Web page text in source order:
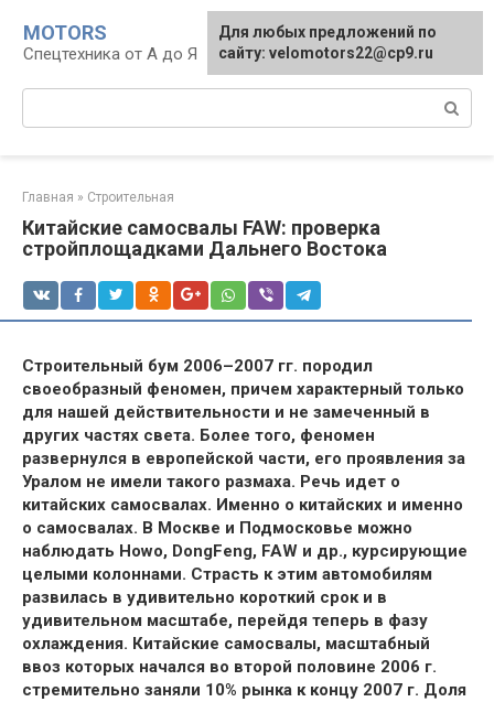
контенту
MOTORS
Спецтехника от А до Я
Главная » Строительная
Китайские самосвалы FAW: проверка
стройплощадками Дальнего Востока
Строительный бум 2006–2007 гг. породил
своеобразный феномен, причем характерный только
для нашей действительности и не замеченный в
других частях света. Более того, феномен
развернулся в европейской части, его проявления за
Уралом не имели такого размаха. Речь идет о
китайских самосвалах. Именно о китайских и именно
о самосвалах. В Москве и Подмосковье можно
наблюдать Howo, DongFeng, FAW и др., курсирующие
целыми колоннами. Страсть к этим автомобилям
развилась в удивительно короткий срок и в
удивительном масштабе, перейдя теперь в фазу
охлаждения. Китайские самосвалы, масштабный
ввоз которых начался во второй половине 2006 г.
стремительно заняли 10% рынка к концу 2007 г. Доля
Для любых предложений по
сайту: velomotors22@cp9.ru